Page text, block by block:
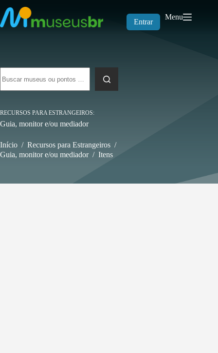
para
o
conteúdo
Entrar
Menu
resultados
RECURSOS PARA ESTRANGEIROS
Guia, monitor e/ou mediador
Início / Recursos para Estrangeiros /
Guia, monitor e/ou mediador / Itens